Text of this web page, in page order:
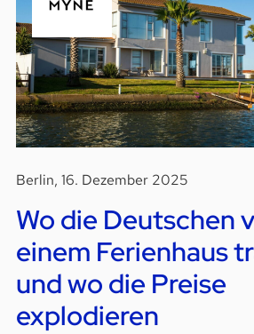
Berlin, 16. Dezember 2025
Wo die Deutschen
einem Ferienhaus
und wo die Preise
explodieren